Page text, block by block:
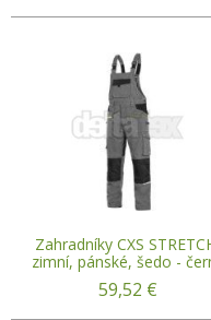
Zahradníky CXS
zimní, pánské, šedo -
59,52 €